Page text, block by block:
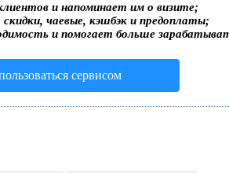
и напоминает им о визите;
чаевые, кэшбэк и предоплаты;
и помогает больше
сервисом